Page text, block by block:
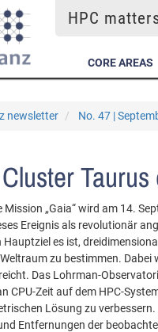
HPC
CORE AREAS
newsletter No. 47 |
Mission „Gaia“ wird am 14.
Ereignis als revolutionär
Hauptziel es ist,
zu bestimmen.
Das Lohrman-
CPU-Zeit auf dem HPC-
Lösung zu
Entfernungen der